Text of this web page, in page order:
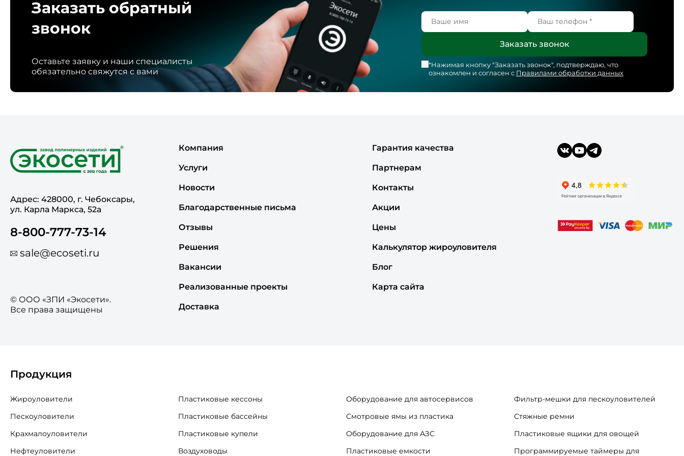
Заказать обратный
звонок
Оставьте заявку и наши специалисты
обязательно свяжутся с вами
*Нажимая кнопку "Заказать звонок", подтверждаю, что
ознакомлен и согласен с Правилами обработки данных
Адрес: 428000, г. Чебоксары,
ул. Карла Маркса, 52а
8-800-777-73-14
sale@ecoseti.ru
© ООО «ЗПИ «Экосети».
Все права защищены
Компания
Услуги
Новости
Благодарственные письма
Отзывы
Решения
Вакансии
Реализованные проекты
Доставка
Гарантия качества
Партнерам
Контакты
Акции
Цены
Калькулятор жироуловителя
Блог
Карта сайта
Продукция
Жироуловители
Пескоуловители
Крахмалоуловители
Нефтеуловители
Пластиковые кессоны
Пластиковые бассейны
Пластиковые купели
Воздуховоды
Оборудование для автосервисов
Смотровые ямы из пластика
Оборудование для АЗС
Пластиковые емкости
Фильтр-мешки для пескоуловителей
Стяжные ремни
Пластиковые ящики для овощей
Программируемые таймеры для